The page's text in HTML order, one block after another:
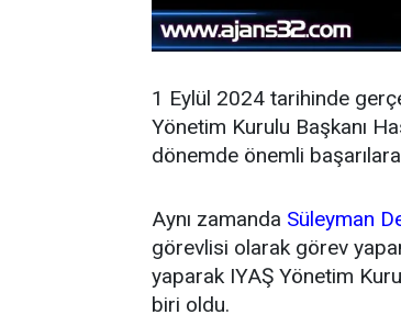
1 Eylül 2024 tarihinde
Yönetim Kurulu Başkanı
dönemde önemli
Aynı zamanda Süleyman
görevlisi olarak görev
yaparak IYAŞ Yönetim
biri oldu.